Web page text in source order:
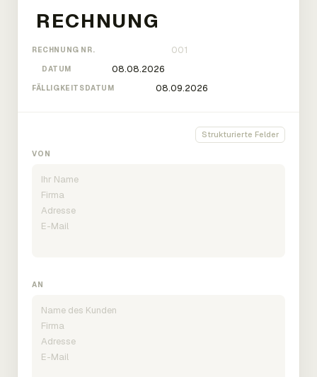
RECHNUNG NR.
DATUM
FÄLLIGKEITSDATUM
Strukturierte Felder
VON
AN